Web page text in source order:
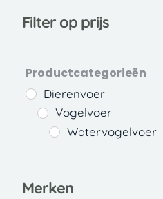
Filter op prijs
Productcategorieën
Dierenvoer
Vogelvoer
Watervogelvoer
Merken